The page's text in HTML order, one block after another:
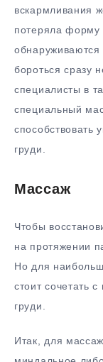
вскармливания
потеряла форму
бороться сразу
специалисты в
специальный
способствовать
груди.
Массаж
Чтобы
на протяжении
Но для
стоит сочетать
груди.
Итак, для